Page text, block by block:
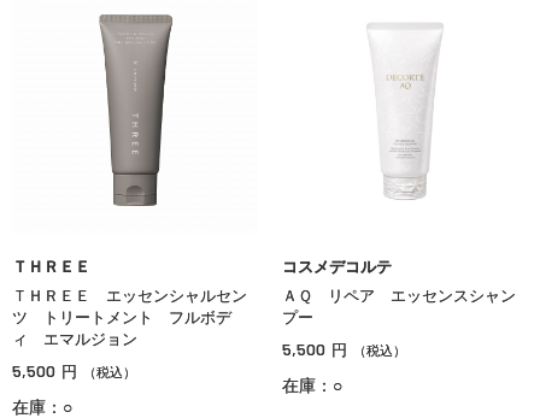
ＴＨＲＥＥ
ＴＨＲＥＥ エッセンシャルセン
ツ トリートメント フルボデ
ィ エマルジョン
5,500 円 （税込）
在庫：○
コスメデコルテ
ＡＱ リペア エッセンスシャン
プー
5,500 円 （税込）
在庫：○